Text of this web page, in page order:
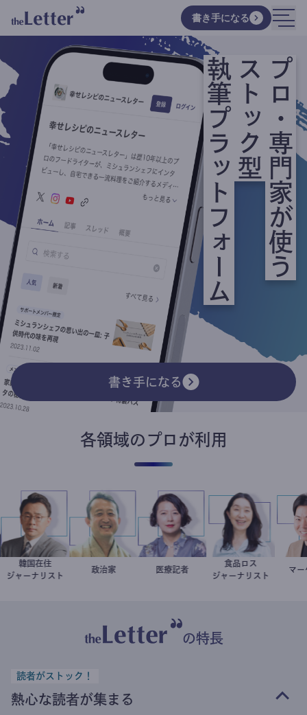
書き手になる
プロ・専門家が使う
ストック型
執筆プラットフォーム
書き手になる
各領域のプロが利用
徐台教
韓国在住
ジャーナリスト
小坂英二
政治家 岩永直子
医療記者 井出留美
食品ロス
ジャーナリスト
の特長
読者がストック！
熱心な読者が集まる